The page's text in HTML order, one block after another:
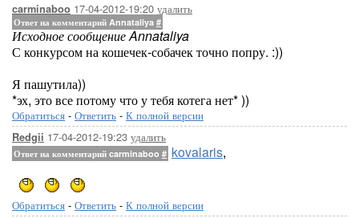
carminaboo 17-04-2012-19:20 удалить
Ответ на комментарий Annataliya #
Исходное сообщение Annataliya
С конкурсом на кошечек-собачек точно попру. :))
Я пашутила))
*эх, это все потому что у тебя котега нет* ))
Обратиться - Ответить - К полной версии
Redgii 17-04-2012-19:23 удалить
Ответ на комментарий carminaboo # kovalaris,
Обратиться - Ответить - К полной версии